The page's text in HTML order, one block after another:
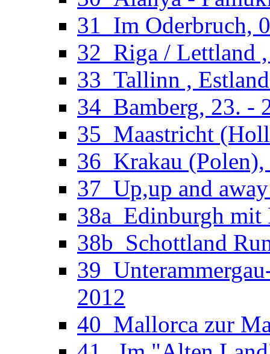
31_Im Oderbruch,
32_Riga / Lettland
33_Tallinn ,
34_Bamberg, 23. -
35_Maastricht
36_Krakau
37_Up,up and
38a_Edinburgh
38b_Schottland
2012
40_Mallorca zur